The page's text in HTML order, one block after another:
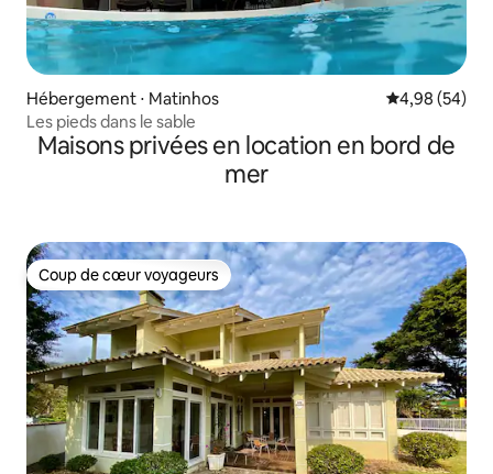
Hébergement ⋅ Matinhos Évaluation
4,98 (54)
Les pieds dans le sable
Maisons privées en location en bord de
mer
Coup de cœur voyageurs
Coup de cœur voyageurs